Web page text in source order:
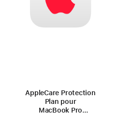
AppleCare Protection
Plan pour
MacBook Pro